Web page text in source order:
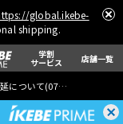
global.ikebe-
shipping.
学割
サービス 店舗一覧
について(07月29日